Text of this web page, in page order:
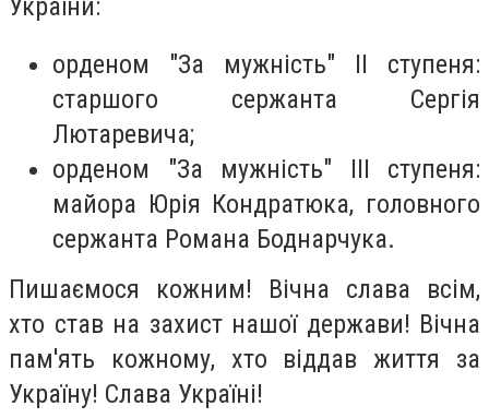
орденом "За мужність" ІІ ступеня:
старшого сержанта Сергія
Лютаревича;
орденом "За мужність" ІІІ ступеня:
майора Юрія Кондратюка, головного
сержанта Романа Боднарчука.
Пишаємося кожним! Вічна слава всім,
хто став на захист нашої держави! Вічна
пам'ять кожному, хто віддав життя за
Україну! Слава Україні!